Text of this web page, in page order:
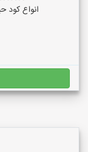
انواع کود